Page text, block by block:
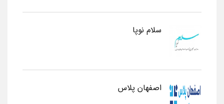
سلام نوپا
اصفهان پلاس